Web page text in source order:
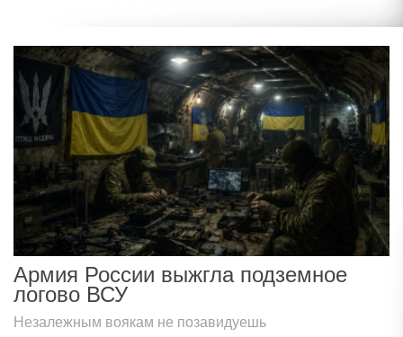
Армия России выжгла подземное
логово ВСУ
Незалежным воякам не позавидуешь